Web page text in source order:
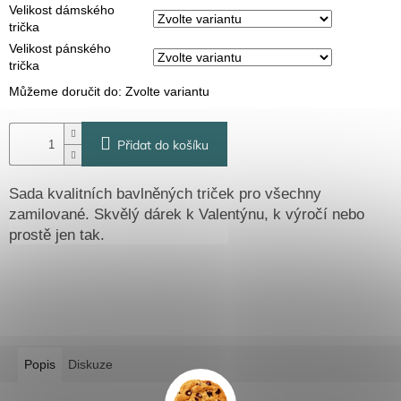
Velikost dámského
trička
Velikost pánského
trička
Můžeme doručit do: Zvolte variantu
Přidat do košíku
Sada kvalitních bavlněných triček pro všechny
zamilované. Skvělý dárek k Valentýnu, k výročí nebo
prostě jen tak.
Popis Diskuze